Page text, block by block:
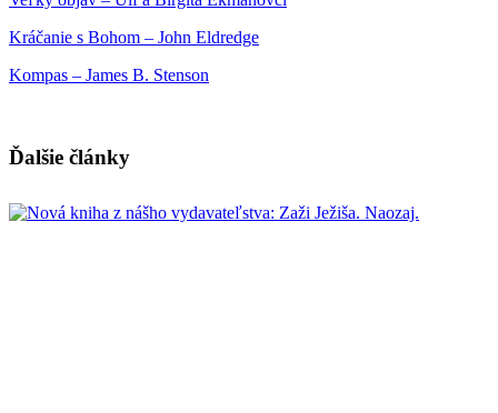
Kráčanie s Bohom – John Eldredge
Kompas – James B. Stenson
Ďalšie články